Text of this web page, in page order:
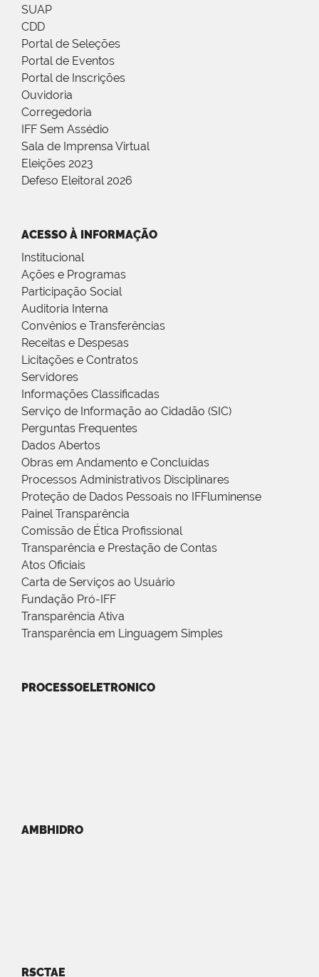
SUAP
CDD
Portal de Seleções
Portal de Eventos
Portal de Inscrições
Ouvidoria
Corregedoria
IFF Sem Assédio
Sala de Imprensa Virtual
Eleições 2023
Defeso Eleitoral 2026
ACESSO À INFORMAÇÃO
Institucional
Ações e Programas
Participação Social
Auditoria Interna
Convênios e Transferências
Receitas e Despesas
Licitações e Contratos
Servidores
Informações Classificadas
Serviço de Informação ao Cidadão (SIC)
Perguntas Frequentes
Dados Abertos
Obras em Andamento e Concluídas
Processos Administrativos Disciplinares
Proteção de Dados Pessoais no IFFluminense
Painel Transparência
Comissão de Ética Profissional
Transparência e Prestação de Contas
Atos Oficiais
Carta de Serviços ao Usuário
Fundação Pró-IFF
Transparência Ativa
Transparência em Linguagem Simples
PROCESSOELETRONICO
AMBHIDRO
RSCTAE